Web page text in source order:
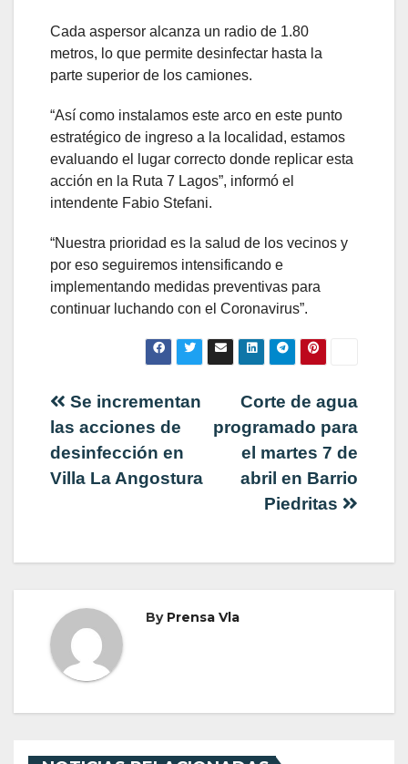
Cada aspersor alcanza un radio de 1.80
metros, lo que permite desinfectar hasta la
parte superior de los camiones.
“Así como instalamos este arco en este punto
estratégico de ingreso a la localidad, estamos
evaluando el lugar correcto donde replicar esta
acción en la Ruta 7 Lagos”, informó el
intendente Fabio Stefani.
“Nuestra prioridad es la salud de los vecinos y
por eso seguiremos intensificando e
implementando medidas preventivas para
continuar luchando con el Coronavirus”.
Navegación
de
entradas
Corte de agua
programado para
el martes 7 de
abril en Barrio
Piedritas
Se incrementan
las acciones de
desinfección en
Villa La Angostura
By Prensa Vla